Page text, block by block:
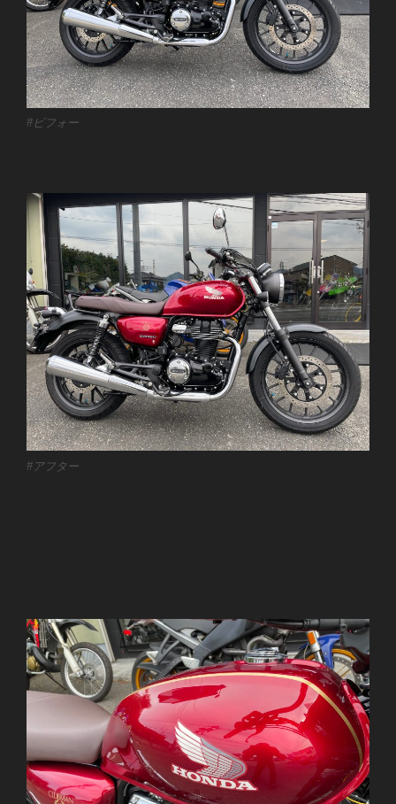
#ビフォー
#アフター